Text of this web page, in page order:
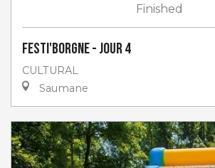
Finished
Festi'Borgne - jour 4
CULTURAL
Saumane